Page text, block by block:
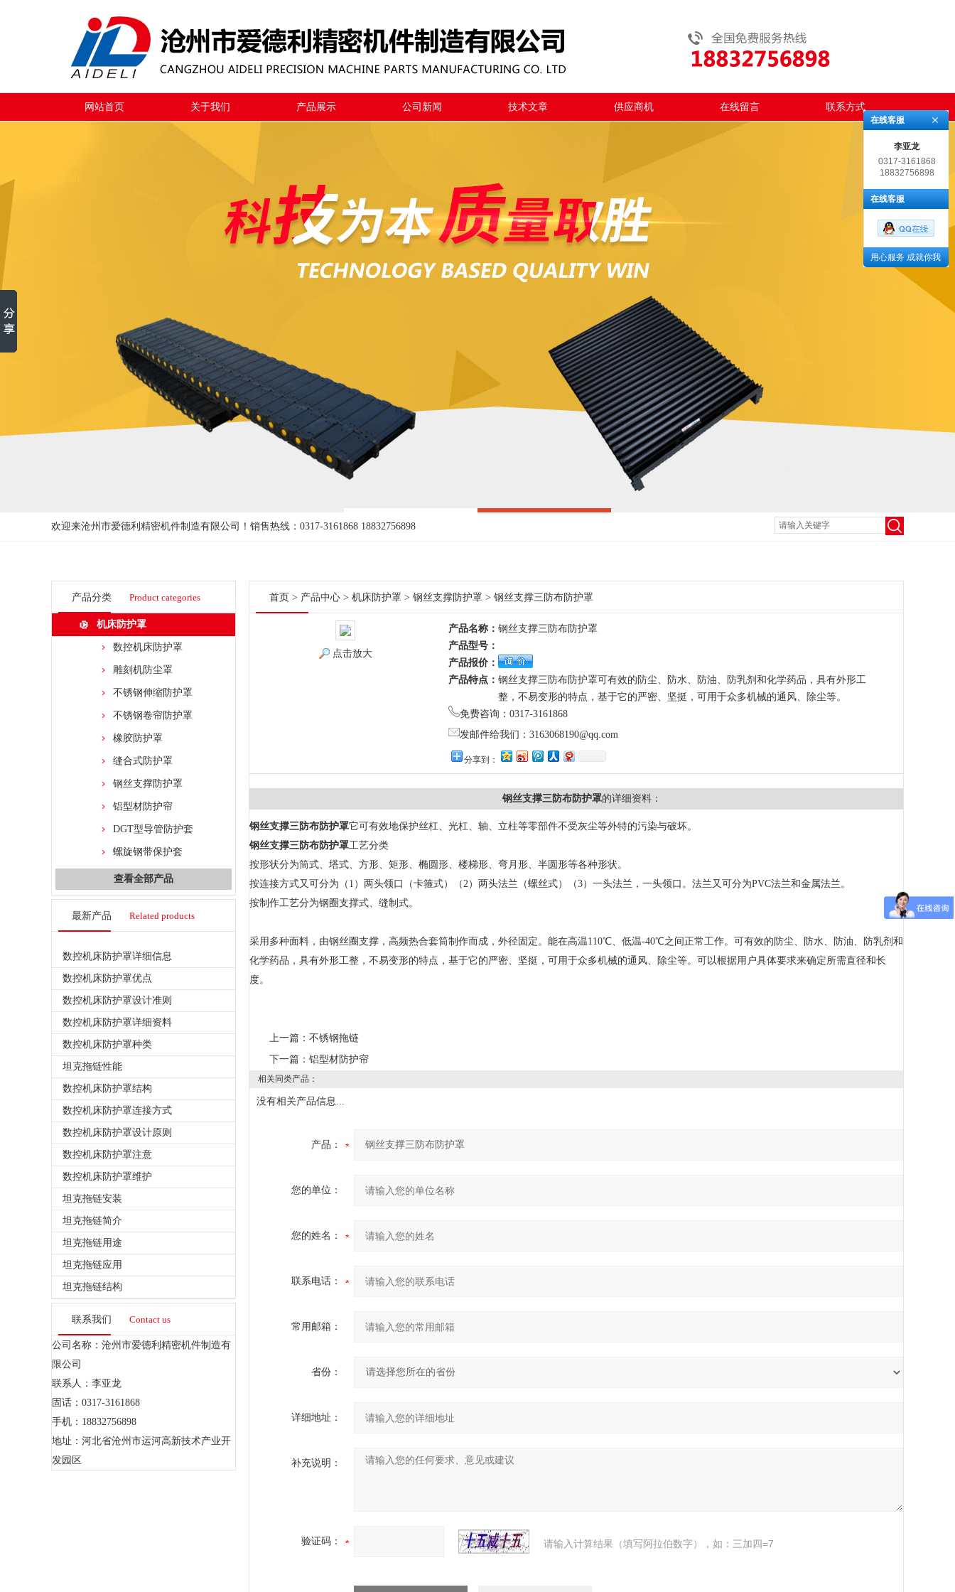
网站首页 关于我们 产品展示 公司新闻 技术文章 供应商机 在线留言 联系方式
欢迎来沧州市爱德利精密机件制造有限公司！ 销售热线：0317-3161868 18832756898
产品分类 Product categories
机床防护罩
数控机床防护罩
雕刻机防尘罩
不锈钢伸缩防护罩
不锈钢卷帘防护罩
橡胶防护罩
缝合式防护罩
钢丝支撑防护罩
铝型材防护帘
DGT型导管防护套
螺旋钢带保护套
查看全部产品
最新产品 Related products
数控机床防护罩详细信息
数控机床防护罩优点
数控机床防护罩设计准则
数控机床防护罩详细资料
数控机床防护罩种类
坦克拖链性能
数控机床防护罩结构
数控机床防护罩连接方式
数控机床防护罩设计原则
数控机床防护罩注意
数控机床防护罩维护
坦克拖链安装
坦克拖链简介
坦克拖链用途
坦克拖链应用
坦克拖链结构
联系我们 Contact us
公司名称：沧州市爱德利精密机件制造有
限公司
联系人：李亚龙
固话：0317-3161868
手机：18832756898
地址：河北省沧州市运河高新技术产业开
发园区
首页 > 产品中心 > 机床防护罩 > 钢丝支撑防护罩 > 钢丝支撑三防布防护罩
点击放大
产品名称： 钢丝支撑三防布防护罩
产品型号：
产品报价：
产品特点： 钢丝支撑三防布防护罩可有效的防尘、防水、防油、防乳剂和化学药品，具有外形工
整，不易变形的特点，基于它的严密、坚挺，可用于众多机械的通风、除尘等。
免费咨询：0317-3161868
发邮件给我们：3163068190@qq.com
分享到：
钢丝支撑三防布防护罩的详细资料：
钢丝支撑三防布防护罩它可有效地保护丝杠、光杠、轴、立柱等零部件不受灰尘等外特的污染与破坏。
钢丝支撑三防布防护罩工艺分类
按形状分为筒式、塔式、方形、矩形、椭圆形、楼梯形、弯月形、半圆形等各种形状。
按连接方式又可分为（1）两头领口（卡箍式）（2）两头法兰（螺丝式）（3）一头法兰，一头领口。法兰又可分为PVC法兰和金属法兰。
按制作工艺分为钢圈支撑式、缝制式。
采用多种面料，由钢丝圈支撑，高频热合套筒制作而成，外径固定。能在高温110℃、低温-40℃之间正常工作。可有效的防尘、防水、防油、防乳剂和
化学药品，具有外形工整，不易变形的特点，基于它的严密、坚挺，可用于众多机械的通风、除尘等。可以根据用户具体要求来确定所需直径和长
度。
上一篇： 不锈钢拖链
下一篇： 铝型材防护帘
相关同类产品：
没有相关产品信息...
产品：
您的单位：
您的姓名：
联系电话：
常用邮箱：
省份：
详细地址：
补充说明：
验证码： 请输入计算结果（填写阿拉伯数字），如：三加四=7
在线客服
李亚龙
0317-3161868
18832756898
在线客服
用心服务 成就你我